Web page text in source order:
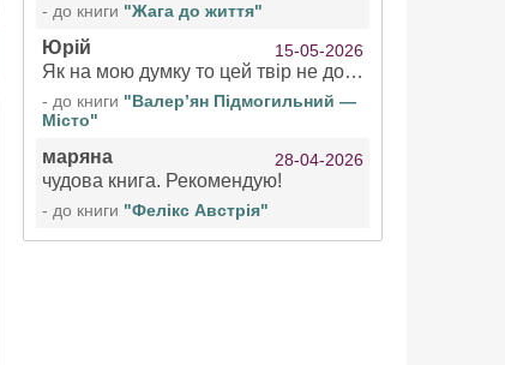
- до книги "Жага до життя"
Юрій 15-05-2026
Як на мою думку то цей твір не дотягує бути у топ 100 аудіокниг
- до книги "Валер’ян Підмогильний —
Місто"
маряна 28-04-2026
чудова книга. Рекомендую!
- до книги "Фелікс Австрія"